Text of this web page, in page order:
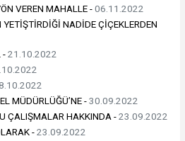
VEREN MAHALLE -06.11.2022
YETİŞTİRDİĞİ NADİDE ÇİÇEKLERDEN
-21.10.2022
MÜDÜRLÜĞÜ’NE -30.09.2022
ÇALIŞMALAR HAKKINDA -23.09.2022
-23.09.2022